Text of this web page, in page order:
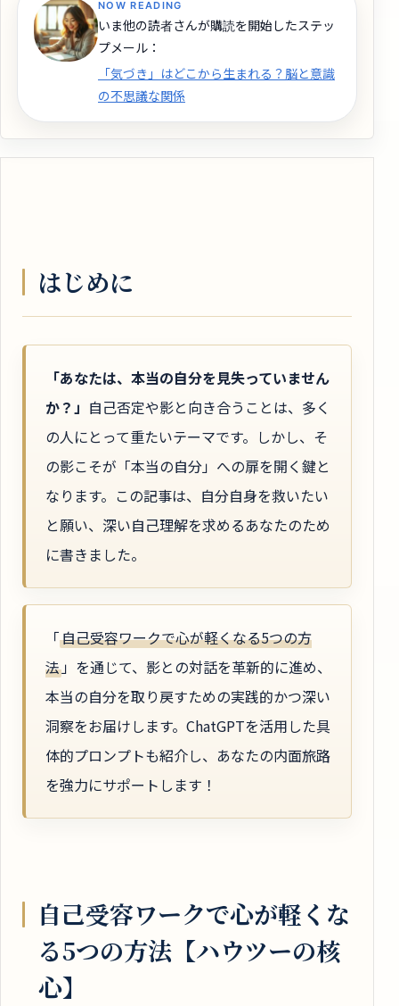
NOW READING
いま他の読者さんが購読を開始したステッ
プメール：
「気づき」はどこから生まれる？脳と意識
の不思議な関係
はじめに
「あなたは、本当の自分を見失っていません
か？」 自己否定や影と向き合うことは、多く
の人にとって重たいテーマです。しかし、そ
の影こそが「本当の自分」への扉を開く鍵と
なります。この記事は、自分自身を救いたい
と願い、深い自己理解を求めるあなたのため
に書きました。
「自己受容ワークで心が軽くなる5つの方
法」を通じて、影との対話を革新的に進め、
本当の自分を取り戻すための実践的かつ深い
洞察をお届けします。ChatGPTを活用した具
体的プロンプトも紹介し、あなたの内面旅路
を強力にサポートします！
自己受容ワークで心が軽くな
る5つの方法【ハウツーの核
心】